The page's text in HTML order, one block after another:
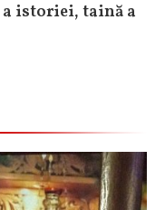
istoriei, taină a